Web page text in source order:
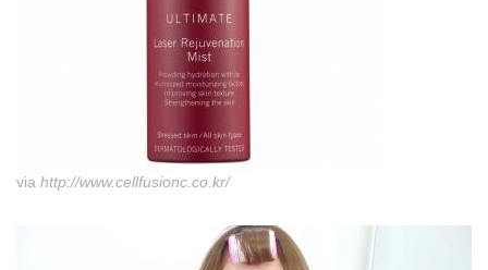
via http://www.cellfusionc.co.kr/